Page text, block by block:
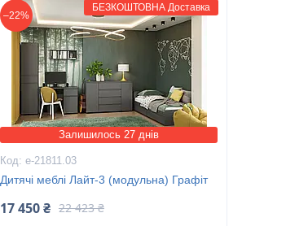
БЕЗКОШТОВНА Доставка
–22%
Залишилось 27 днів
е-21811.03
Дитячі меблі Лайт-3 (модульна) Графіт
17 450 ₴ 22 423 ₴